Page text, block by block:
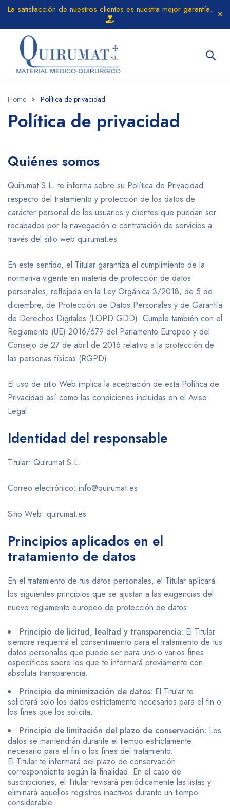
La satisfacción de nuestros clientes es nuestra mejor garantía.
Home Política de privacidad
Política de privacidad
Quiénes somos
Quirumat S.L. te informa sobre su Política de Privacidad
respecto del tratamiento y protección de los datos de
carácter personal de los usuarios y clientes que puedan ser
recabados por la navegación o contratación de servicios a
través del sitio web quirumat.es
En este sentido, el Titular garantiza el cumplimiento de la
normativa vigente en materia de protección de datos
personales, reflejada en la Ley Orgánica 3/2018, de 5 de
diciembre, de Protección de Datos Personales y de Garantía
de Derechos Digitales (LOPD GDD). Cumple también con el
Reglamento (UE) 2016/679 del Parlamento Europeo y del
Consejo de 27 de abril de 2016 relativo a la protección de
las personas físicas (RGPD).
El uso de sitio Web implica la aceptación de esta Política de
Privacidad así como las condiciones incluidas en el Aviso
Legal.
Identidad del responsable
Titular: Quirumat S.L.
Correo electrónico: info@quirumat.es
Sitio Web: quirumat.es
Principios aplicados en el
tratamiento de datos
En el tratamiento de tus datos personales, el Titular aplicará
los siguientes principios que se ajustan a las exigencias del
nuevo reglamento europeo de protección de datos:
Principio de licitud, lealtad y transparencia: El Titular
siempre requerirá el consentimiento para el tratamiento de tus
datos personales que puede ser para uno o varios fines
específicos sobre los que te informará previamente con
absoluta transparencia.
Principio de minimización de datos: El Titular te
solicitará solo los datos estrictamente necesarios para el fin o
los fines que los solicita.
Principio de limitación del plazo de conservación: Los
datos se mantendrán durante el tiempo estrictamente
necesario para el fin o los fines del tratamiento.
El Titular te informará del plazo de conservación
correspondiente según la finalidad. En el caso de
suscripciones, el Titular revisará periódicamente las listas y
eliminará aquellos registros inactivos durante un tiempo
considerable.